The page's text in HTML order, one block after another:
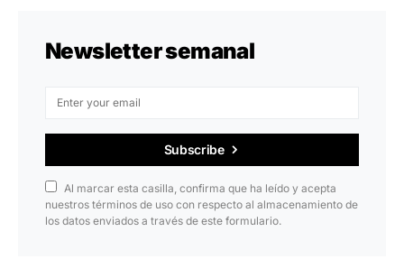
Newsletter semanal
Subscribe
Al marcar esta casilla, confirma que ha leído y acepta
nuestros términos de uso con respecto al almacenamiento de
los datos enviados a través de este formulario.